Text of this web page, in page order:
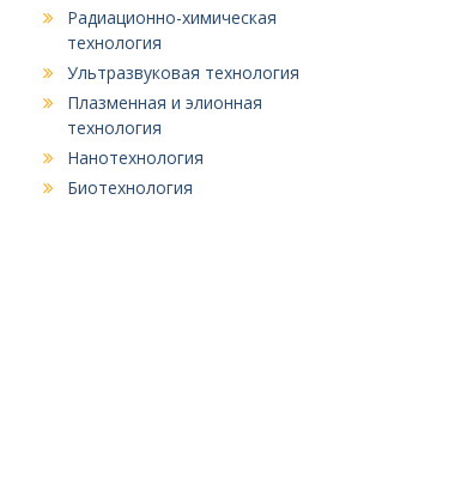
Радиационно-химическая
технология
Ультразвуковая технология
Плазменная и элионная
технология
Нанотехнология
Биотехнология